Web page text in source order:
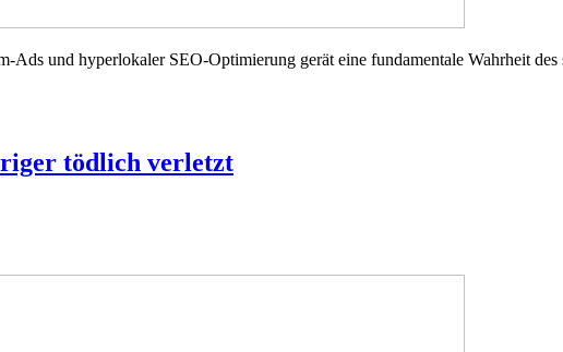
und hyperlokaler SEO-Optimierung gerät eine fundamentale Wahrheit des
tödlich verletzt